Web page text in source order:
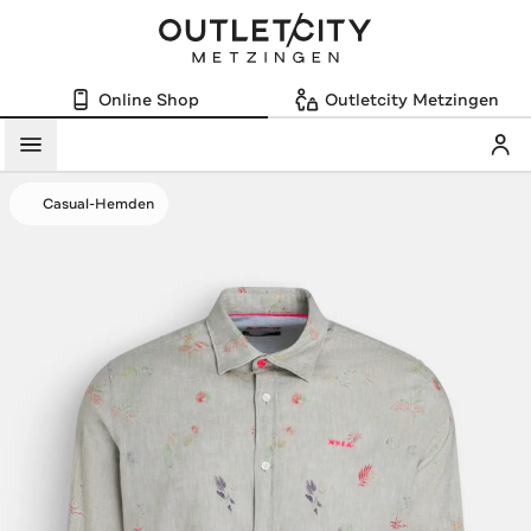
Online Shop Outletcity Metzingen
Menü
Casual-Hemden